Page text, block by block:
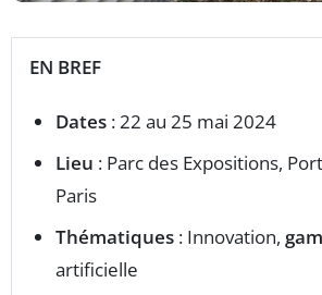
EN BREF
Dates : 22 au 25 mai 2024
Lieu : Parc des Expositions,
Paris
Thématiques : Innovation,
artificielle